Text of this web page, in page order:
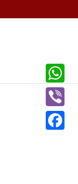
W
h
a
V